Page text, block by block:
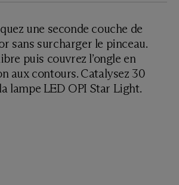
une seconde couche de
sans surcharger le pinceau.
puis couvrez l’ongle en
aux contours. Catalysez 30
lampe LED OPI Star Light.